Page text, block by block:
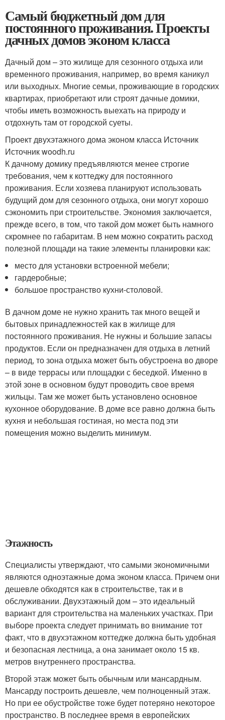
Самый бюджетный дом для
постоянного проживания. Проекты
дачных домов эконом класса
Дачный дом – это жилище для сезонного отдыха или
временного проживания, например, во время каникул
или выходных. Многие семьи, проживающие в городских
квартирах, приобретают или строят дачные домики,
чтобы иметь возможность выехать на природу и
отдохнуть там от городской суеты.
Проект двухэтажного дома эконом класса Источник
Источник woodh.ru
К дачному домику предъявляются менее строгие
требования, чем к коттеджу для постоянного
проживания. Если хозяева планируют использовать
будущий дом для сезонного отдыха, они могут хорошо
сэкономить при строительстве. Экономия заключается,
прежде всего, в том, что такой дом может быть намного
скромнее по габаритам. В нем можно сократить расход
полезной площади на такие элементы планировки как:
место для установки встроенной мебели;
гардеробные;
большое пространство кухни-столовой.
В дачном доме не нужно хранить так много вещей и
бытовых принадлежностей как в жилище для
постоянного проживания. Не нужны и большие запасы
продуктов. Если он предназначен для отдыха в летний
период, то зона отдыха может быть обустроена во дворе
– в виде террасы или площадки с беседкой. Именно в
этой зоне в основном будут проводить свое время
жильцы. Там же может быть установлено основное
кухонное оборудование. В доме все равно должна быть
кухня и небольшая гостиная, но места под эти
помещения можно выделить минимум.
Этажность
Специалисты утверждают, что самыми экономичными
являются одноэтажные дома эконом класса. Причем они
дешевле обходятся как в строительстве, так и в
обслуживании. Двухэтажный дом – это идеальный
вариант для строительства на маленьких участках. При
выборе проекта следует принимать во внимание тот
факт, что в двухэтажном коттедже должна быть удобная
и безопасная лестница, а она занимает около 15 кв.
метров внутреннего пространства.
Второй этаж может быть обычным или мансардным.
Мансарду построить дешевле, чем полноценный этаж.
Но при ее обустройстве тоже будет потеряно некоторое
пространство. В последнее время в европейских